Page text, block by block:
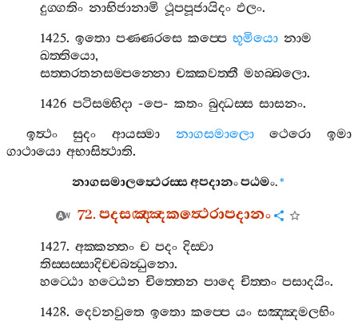
දුග‍්ගතිං නාභිජානාමි ථූපපූජායිදං ඵලං.
1425.ඉතො පණ‍්ණරසෙ කප‍්පෙ භූමියො නාම
ඛත‍්තියො,
සත‍්තරතනසම‍්පන‍්නො චක‍්කවත‍්තී මහබ‍්බලො.
1426පටිසම‍්භිදා -පෙ-කතං බුද‍්ධස‍්ස සාසනං.
ඉත්‍ථං
සුදං ආයස‍්මා නාගසමාලො ථෙරො
ඉමා
ගාථායො අභාසිත්‍ථාති.
නාගසමාලත්‍ථෙරස‍්සඅපදානංපඨමං.*
72.පදසඤ‍්ඤකත්‍ථෙරාපදානං
1427.අක‍්කන‍්තං ච පදං දිස‍්වා
තිස‍්සස‍්සාදිච‍්චබන්‍ධුනො.
හට‍්ඨො හට‍්ඨෙන චිත‍්තෙන පාදෙ චිත‍්තං පසාදයිං.
1428.දෙවනවුතෙ ඉතො කප‍්පෙ යං සඤ‍්ඤමලභිං